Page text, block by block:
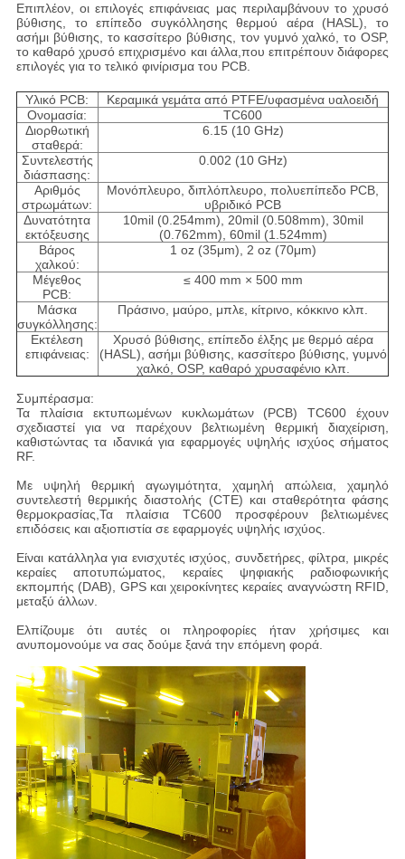
Επιπλέον, οι επιλογές επιφάνειας μας περιλαμβάνουν το χρυσό
βύθισης, το επίπεδο συγκόλλησης θερμού αέρα (HASL), το
ασήμι βύθισης, το κασσίτερο βύθισης, τον γυμνό χαλκό, το OSP,
το καθαρό χρυσό επιχρισμένο και άλλα,που επιτρέπουν διάφορες
επιλογές για το τελικό φινίρισμα του PCB.
Υλικό PCB:
Κεραμικά γεμάτα από PTFE/υφασμένα υαλοειδή
Ονομασία:
TC600
Διορθωτική
σταθερά:
6.15 (10 GHz)
Συντελεστής
διάσπασης:
0.002 (10 GHz)
Αριθμός
στρωμάτων:
Μονόπλευρο, διπλόπλευρο, πολυεπίπεδο PCB,
υβριδικό PCB
Δυνατότητα
εκτόξευσης
10mil (0.254mm), 20mil (0.508mm), 30mil
(0.762mm), 60mil (1.524mm)
Βάρος
χαλκού:
1 oz (35μm), 2 oz (70μm)
Μέγεθος
PCB:
≤ 400 mm × 500 mm
Μάσκα
συγκόλλησης:
Πράσινο, μαύρο, μπλε, κίτρινο, κόκκινο κλπ.
Εκτέλεση
επιφάνειας:
Χρυσό βύθισης, επίπεδο έλξης με θερμό αέρα
(HASL), ασήμι βύθισης, κασσίτερο βύθισης, γυμνό
χαλκό, OSP, καθαρό χρυσαφένιο κλπ.
Συμπέρασμα:
Τα πλαίσια εκτυπωμένων κυκλωμάτων (PCB) TC600 έχουν
σχεδιαστεί για να παρέχουν βελτιωμένη θερμική διαχείριση,
καθιστώντας τα ιδανικά για εφαρμογές υψηλής ισχύος σήματος
RF.
Με υψηλή θερμική αγωγιμότητα, χαμηλή απώλεια, χαμηλό
συντελεστή θερμικής διαστολής (CTE) και σταθερότητα φάσης
θερμοκρασίας,Τα πλαίσια TC600 προσφέρουν βελτιωμένες
επιδόσεις και αξιοπιστία σε εφαρμογές υψηλής ισχύος.
Είναι κατάλληλα για ενισχυτές ισχύος, συνδετήρες, φίλτρα, μικρές
κεραίες αποτυπώματος, κεραίες ψηφιακής ραδιοφωνικής
εκπομπής (DAB), GPS και χειροκίνητες κεραίες αναγνώστη RFID,
μεταξύ άλλων.
Ελπίζουμε ότι αυτές οι πληροφορίες ήταν χρήσιμες και
ανυπομονούμε να σας δούμε ξανά την επόμενη φορά.